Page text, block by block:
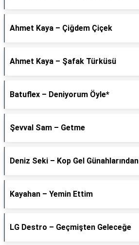
Ahmet Kaya – Çiğdem Çiçek
Ahmet Kaya – Şafak Türküsü
Batuflex – Deniyorum Öyle*
Şevval Sam – Getme
Deniz Seki – Kop Gel Günahlarından
Kayahan – Yemin Ettim
LG Destro – Geçmişten Geleceğe